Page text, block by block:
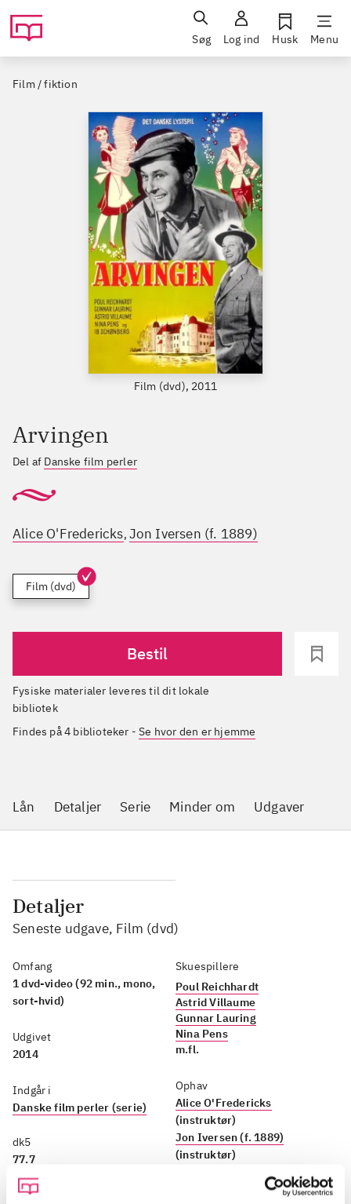
Søg Log ind Husk Menu
Film / fiktion
Film (dvd), 2011
Arvingen
Del af Danske film perler
Alice O'Fredericks, Jon Iversen (f. 1889)
Film (dvd)
Bestil
Fysiske materialer leveres til dit lokale
bibliotek
Findes på 4 biblioteker -Se hvor den er hjemme
Lån Detaljer Serie Minder om Udgaver
Detaljer
Seneste udgave, Film (dvd)
Omfang
1 dvd-video (92 min., mono,
sort-hvid)
Udgivet
2014
Indgår i
Danske film perler (serie)
dk5
77.7
Sprog
Skuespillere
Poul Reichhardt
Astrid Villaume
Gunnar Lauring
Nina Pens
m.fl.
Ophav
Alice O'Fredericks
(instruktør)
Jon Iversen (f. 1889)
(instruktør)